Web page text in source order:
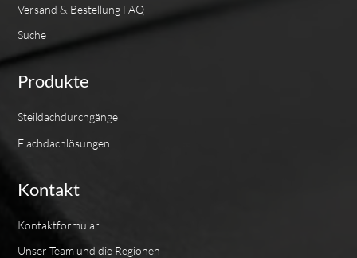
Versand & Bestellung FAQ
Suche
Produkte
Steildachdurchgänge
Flachdachlösungen
Kontakt
Kontaktformular
Unser Team und die Regionen